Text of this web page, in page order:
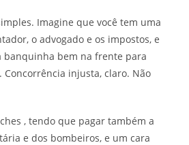
Imagine que você tem uma
o advogado e os impostos, e
banquinha bem na frente para
Concorrência injusta, claro. Não
, tendo que pagar também a
e dos bombeiros, e um cara